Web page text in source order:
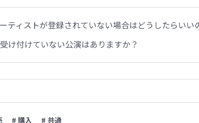
ティストが登録されていない場合はどうしたらいい
け付けていない公演はありますか？
# 購入 # 共通